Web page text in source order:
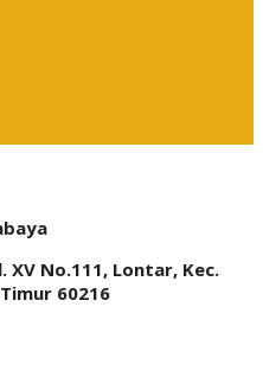
XV No.111, Lontar, Kec.
60216